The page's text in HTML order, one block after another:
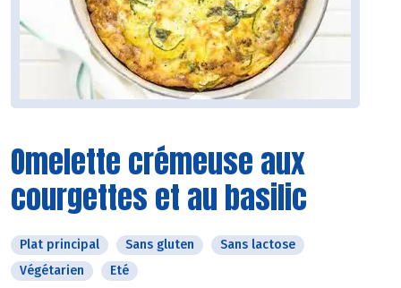
Omelette crémeuse aux
courgettes et au basilic
Plat principal Sans gluten
Sans lactose
Végétarien
Eté